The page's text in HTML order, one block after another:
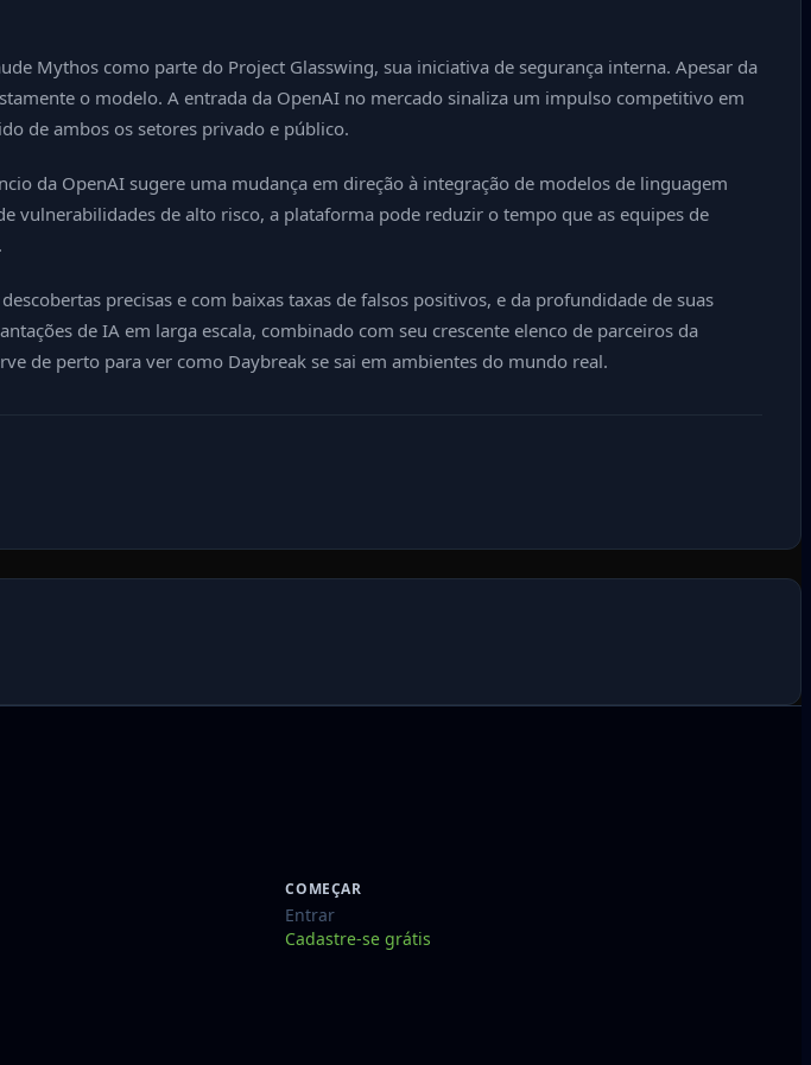
Mythos como parte do Project Glasswing, sua iniciativa de segurança interna. Apesar da
o modelo. A entrada da OpenAI no mercado sinaliza um impulso competitivo em
de ambos os setores privado e público.
da OpenAI sugere uma mudança em direção à integração de modelos de linguagem
vulnerabilidades de alto risco, a plataforma pode reduzir o tempo que as equipes de
precisas e com baixas taxas de falsos positivos, e da profundidade de suas
de IA em larga escala, combinado com seu crescente elenco de parceiros da
de perto para ver como Daybreak se sai em ambientes do mundo real.
COMEÇAR
Entrar
Cadastre-se grátis